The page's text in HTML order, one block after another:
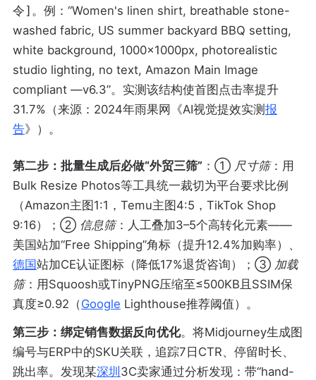
令] 。例：“Women's linen shirt, breathable stone-
washed fabric, US summer backyard BBQ setting,
white background, 1000×1000px, photorealistic
studio lighting, no text, Amazon Main Image
compliant —v6.3”。实测该结构使首图点击率提升
31.7%（来源：2024年雨果网《AI视觉提效实测 报
告》）。
第二步：批量生成后必做“外贸三筛” ：① 尺寸筛：用
Bulk Resize Photos等工具统一裁切为平台要求比例
（Amazon主图1:1，Temu主图4:5，TikTok Shop
9:16）；② 信息筛：人工叠加3–5个高转化元素——
美国站加“Free Shipping”角标（提升12.4%加购率）、
德国站加CE认证图标（降低17%退货咨询）；③ 加载
筛：用Squoosh或TinyPNG压缩至≤500KB且SSIM保
真度≥0.92（Google Lighthouse推荐阈值）。
第三步：绑定销售数据反向优化。将Midjourney生成图
编号与ERP中的SKU关联，追踪7日CTR、停留时长、
跳出率。发现某深圳 3C卖家通过分析发现：带“hand-